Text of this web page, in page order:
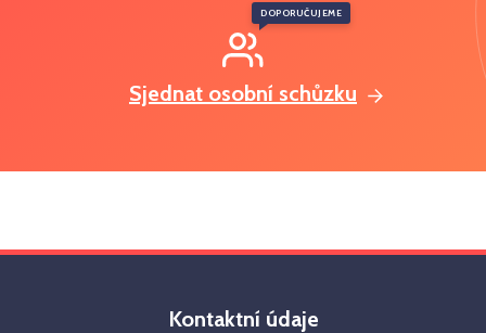
Sjednat osobní schůzku
DOPORUČUJEME
Kontaktní údaje